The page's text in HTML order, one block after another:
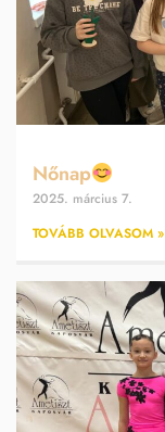
Nőnap
2025. március 7.
TOVÁBB OLVASOM »